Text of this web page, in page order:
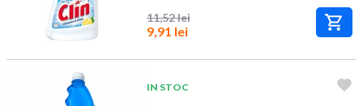
11,52 lei
9,91 lei
IN STOC